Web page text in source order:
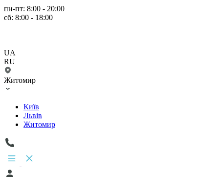
пн-пт: 8:00 - 20:00
сб: 8:00 - 18:00
UA
RU
Житомир
Київ
Львів
Житомир